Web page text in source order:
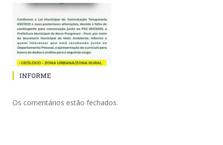
INFORME
Os comentários estão fechados.